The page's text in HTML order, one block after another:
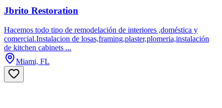
Jbrito Restoration
Hacemos todo tipo de remodelación de interiores ,doméstica y
comercial.Instalacion de losas,framing,plaster,plomeria,instalación
de kitchen cabinets ...
Miami, FL